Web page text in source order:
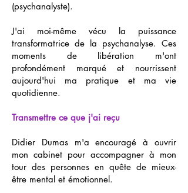
(psychanalyste).
J'ai moi-même vécu la puissance
transformatrice de la psychanalyse. Ces
moments de libération m'ont
profondément marqué et nourrissent
aujourd'hui ma pratique et ma vie
quotidienne.
Transmettre ce que j'ai reçu
Didier Dumas m'a encouragé à ouvrir
mon cabinet pour accompagner à mon
tour des personnes en quête de mieux-
être mental et émotionnel.